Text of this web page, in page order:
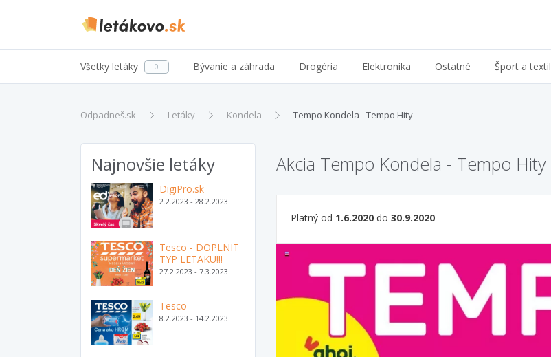
Všetky letáky 0 Bývanie a záhrada Drogéria Elektronika Ostatné Šport a textil
Odpadneš.sk Letáky Kondela Tempo Kondela - Tempo Hity
Najnovšie letáky
DigiPro.sk
2.2.2023 - 28.2.2023
Tesco - DOPLNIT
TYP LETAKU!!!
27.2.2023 - 7.3.2023
Tesco
8.2.2023 - 14.2.2023
Akcia Tempo Kondela - Tempo Hity
Platný od 1.6.2020 do 30.9.2020